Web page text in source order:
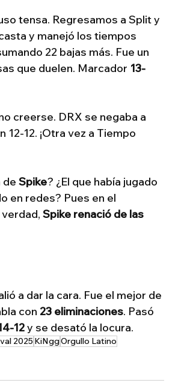
tensa. Regresamos a Split y
y manejó los tiempos
22 bajas más. Fue un
que duelen. Marcador 13-
creerse. DRX se negaba a
12. ¡Otra vez a Tiempo
de Spike? ¿El que había jugado
en redes? Pues en el
Spike renació de las
a dar la cara. Fue el mejor de
con 23 eliminaciones. Pasó
12 y se desató la locura.
2025KiNggOrgullo Latino